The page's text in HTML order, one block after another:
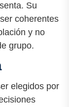
Su
coherentes
y no
grupo.
elegidos por